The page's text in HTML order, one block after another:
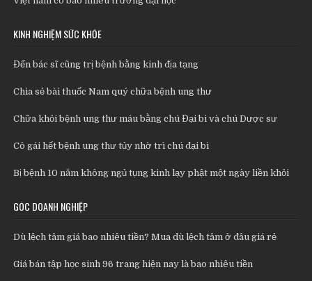
KINH NGHIỆM SỨC KHỎE
Đến bác sĩ cũng trị bệnh bằng kinh địa tạng
Chia sẻ bài thuốc Nam quý chữa bệnh ung thư
Chữa khỏi bệnh ung thư máu bằng chú Đại bi và chú Dược sư
Cô gái hết bệnh ung thư tủy nhờ trì chú đại bi
Bị bệnh 10 năm không ngủ tụng kinh lạy phật một ngày liền khỏi
GÓC DOANH NGHIỆP
Dù lệch tâm giá bao nhiêu tiền? Mua dù lệch tâm ở đâu giá rẻ
Giá bán tập học sinh 96 trang hiện nay là bao nhiêu tiền